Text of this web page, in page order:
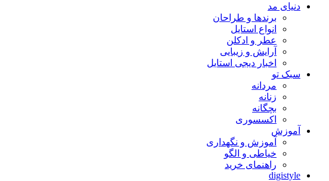
دنیای مد
برندها و طراحان
انواع استایل
عطر و ادکلن
آرایش و زیبایی
اخبار دیجی استایل
سبک تو
مردانه
زنانه
بچگانه
اکسسوری
آموزش
آموزش و نگهداری
خیاطی و الگو
راهنمای خرید
digistyle